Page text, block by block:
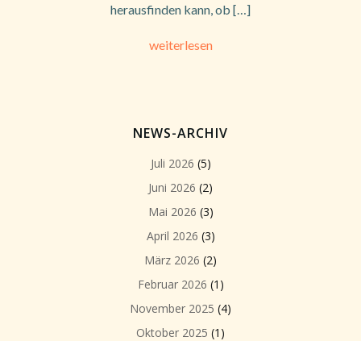
herausfinden kann, ob […]
weiterlesen
NEWS-ARCHIV
Juli 2026 (5)
Juni 2026 (2)
Mai 2026 (3)
April 2026 (3)
März 2026 (2)
Februar 2026 (1)
November 2025 (4)
Oktober 2025 (1)